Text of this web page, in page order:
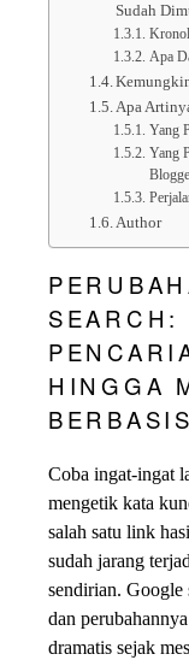
Sudah
Apa
Apa
Yang
Yang
Author
SEARCH:
HINGGA
Coba ingat-ingat
mengetik kata
salah satu link
sudah jarang
sendirian. Google
dan
dramatis sejak